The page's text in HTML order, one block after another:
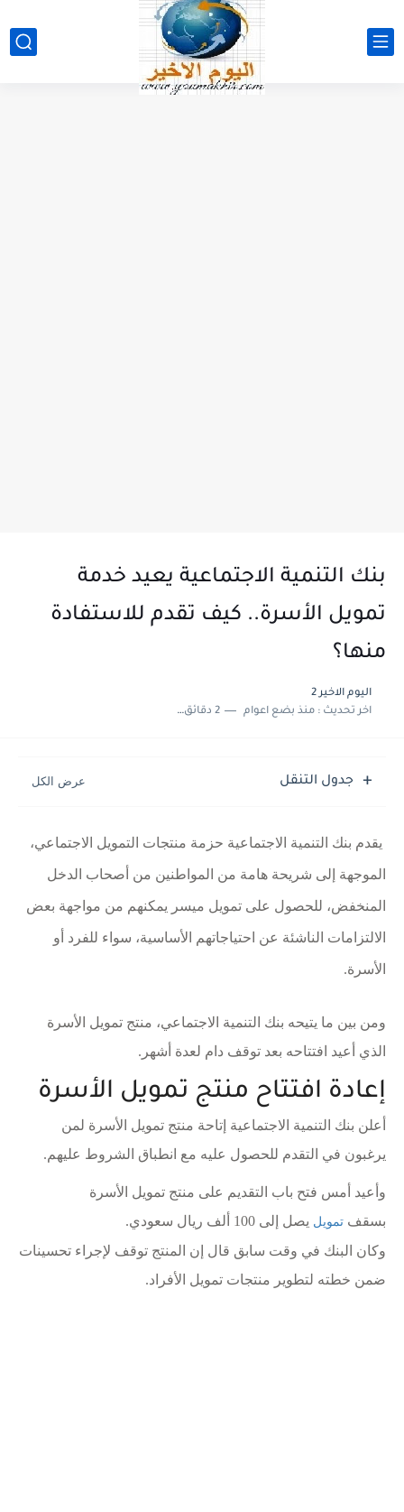
بنك التنمية الاجتماعية يعيد خدمة
تمويل الأسرة.. كيف تقدم للاستفادة
منها؟
اليوم الاخير 2
اخر تحديث :منذ بضع اعوام 2 دقائق للقراءة
جدول التنقل
يقدم بنك التنمية الاجتماعية حزمة منتجات التمويل الاجتماعي،
الموجهة إلى شريحة هامة من المواطنين من أصحاب الدخل
المنخفض، للحصول على تمويل ميسر يمكنهم من مواجهة بعض
الالتزامات الناشئة عن احتياجاتهم الأساسية، سواء للفرد أو
الأسرة.
ومن بين ما يتيحه بنك التنمية الاجتماعي، منتج تمويل الأسرة
الذي أعيد افتتاحه بعد توقف دام لعدة أشهر.
إعادة افتتاح منتج تمويل الأسرة
أعلن بنك التنمية الاجتماعية إتاحة منتج تمويل الأسرة لمن
يرغبون في التقدم للحصول عليه مع انطباق الشروط عليهم.
وأعيد أمس فتح باب التقديم على منتج تمويل الأسرة
بسقف تمويل يصل إلى 100 ألف ريال سعودي.
وكان البنك في وقت سابق قال إن المنتج توقف لإجراء تحسينات
ضمن خطته لتطوير منتجات تمويل الأفراد.